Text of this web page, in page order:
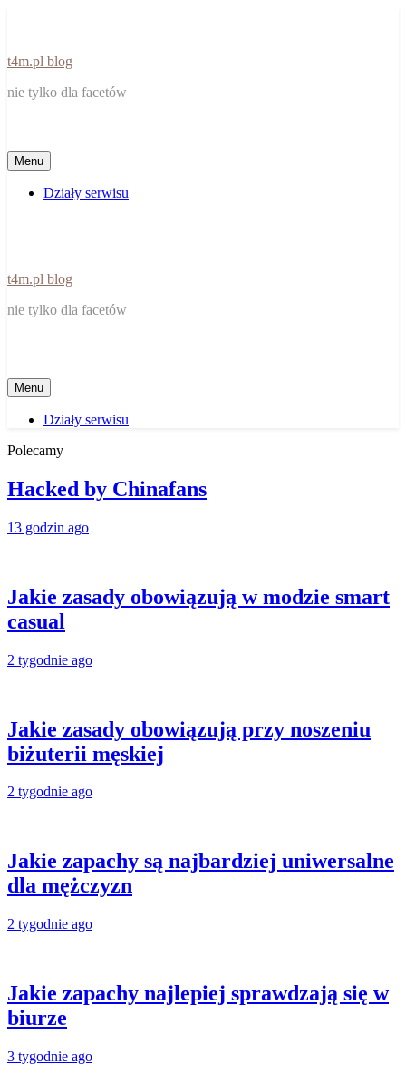
t4m.pl blog
nie tylko dla facetów
Menu
Działy serwisu
t4m.pl blog
nie tylko dla facetów
Menu
Działy serwisu
Polecamy
Hacked by Chinafans
13 godzin ago
Jakie zasady obowiązują w modzie smart
casual
2 tygodnie ago
Jakie zasady obowiązują przy noszeniu
biżuterii męskiej
2 tygodnie ago
Jakie zapachy są najbardziej uniwersalne
dla mężczyzn
2 tygodnie ago
Jakie zapachy najlepiej sprawdzają się w
biurze
3 tygodnie ago